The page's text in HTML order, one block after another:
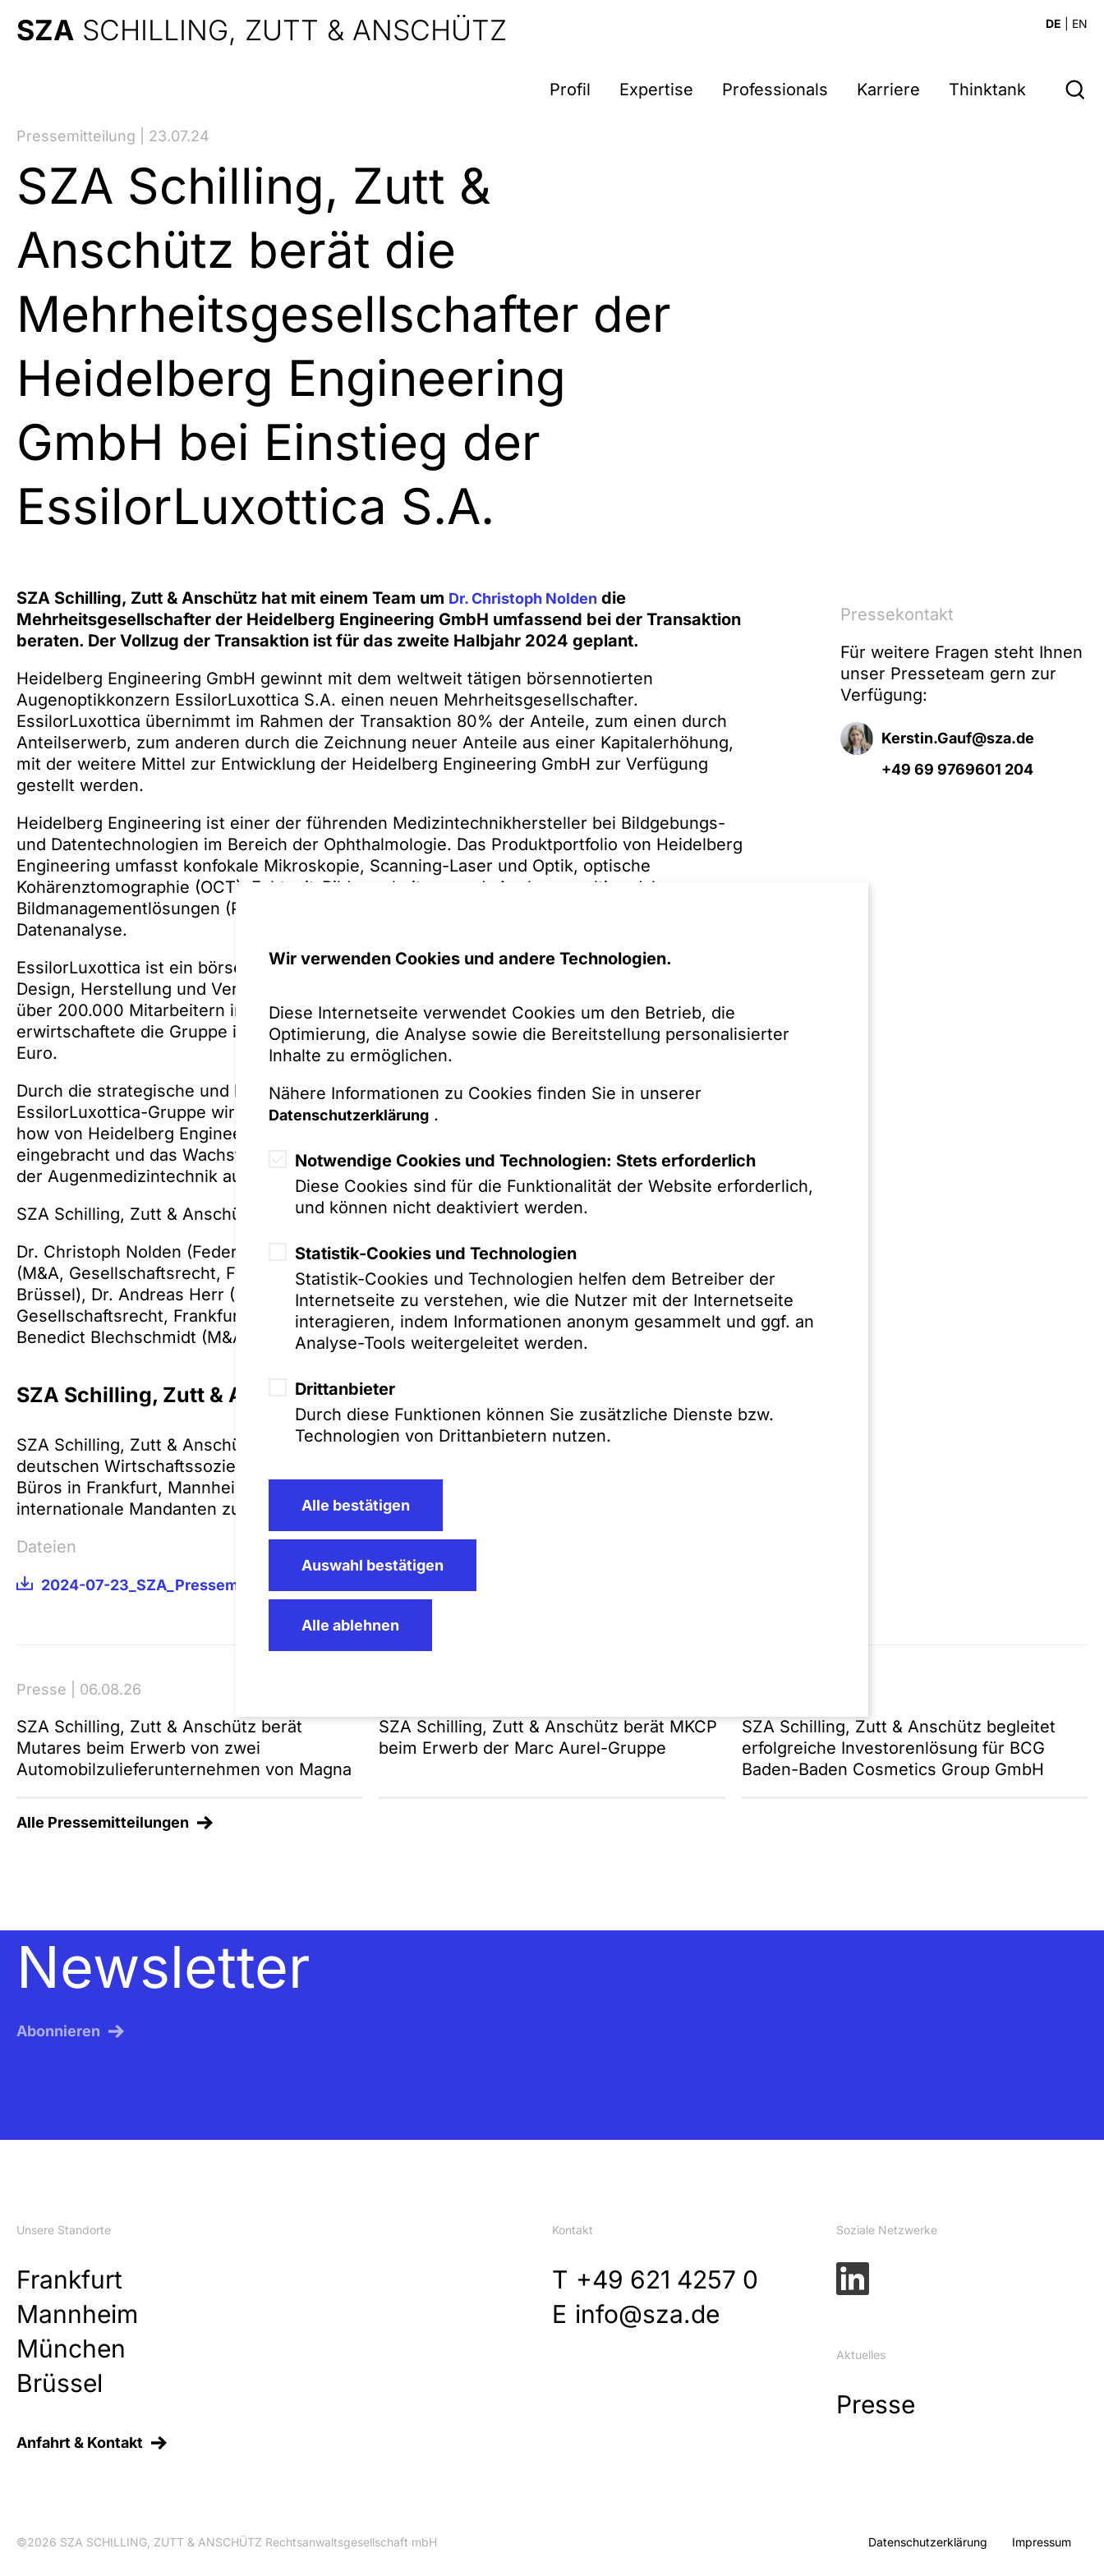
Wir verwenden Cookies und andere Technologien.
Diese Internetseite verwendet Cookies um den Betrieb, die
Optimierung, die Analyse sowie die Bereitstellung personalisierter
Inhalte zu ermöglichen.
Nähere Informationen zu Cookies finden Sie in unserer
Datenschutzerklärung .
Notwendige Cookies und Technologien: Stets erforderlich
Diese Cookies sind für die Funktionalität der Website erforderlich,
und können nicht deaktiviert werden.
Statistik-Cookies und Technologien
Statistik-Cookies und Technologien helfen dem Betreiber der
Internetseite zu verstehen, wie die Nutzer mit der Internetseite
interagieren, indem Informationen anonym gesammelt und ggf. an
Analyse-Tools weitergeleitet werden.
Drittanbieter
Durch diese Funktionen können Sie zusätzliche Dienste bzw.
Technologien von Drittanbietern nutzen.
Alle bestätigen
Auswahl bestätigen
Alle ablehnen
SZA SCHILLING, ZUTT & ANSCHÜTZ DE EN
Profil Expertise Professionals Karriere Thinktank
Pressemitteilung | 23.07.24
SZA Schilling, Zutt &
Anschütz berät die
Mehrheitsgesellschafter der
Heidelberg Engineering
GmbH bei Einstieg der
EssilorLuxottica S.A.
SZA Schilling, Zutt & Anschütz hat mit einem Team um Dr. Christoph Nolden die
Mehrheitsgesellschafter der Heidelberg Engineering GmbH umfassend bei der Transaktion
beraten. Der Vollzug der Transaktion ist für das zweite Halbjahr 2024 geplant.
Heidelberg Engineering GmbH gewinnt mit dem weltweit tätigen börsennotierten
Augenoptikkonzern EssilorLuxottica S.A. einen neuen Mehrheitsgesellschafter.
EssilorLuxottica übernimmt im Rahmen der Transaktion 80% der Anteile, zum einen durch
Anteilserwerb, zum anderen durch die Zeichnung neuer Anteile aus einer Kapitalerhöhung,
mit der weitere Mittel zur Entwicklung der Heidelberg Engineering GmbH zur Verfügung
gestellt werden.
Heidelberg Engineering ist einer der führenden Medizintechnikhersteller bei Bildgebungs-
und Datentechnologien im Bereich der Ophthalmologie. Das Produktportfolio von Heidelberg
Engineering umfasst konfokale Mikroskopie, Scanning-Laser und Optik, optische
Kohärenztomographie (OCT), Echtzeit-Bildverarbeitung und -Analyse, multimodale
Bildmanagementlösungen (PACS), elektronische Patientenakten (EMR) und umfangreiche
Datenanalyse.
EssilorLuxottica ist ein börsennotiertes weltweit führendes Unternehmen in den Bereichen
Design, Herstellung und Vertrieb von Brillengläsern, Brillenfassungen und Sonnenbrillen. Mit
über 200.000 Mitarbeitern in 150 Ländern, 650 Betriebsstätten und 18.000 Geschäften
erwirtschaftete die Gruppe im Jahr 2023 einen konsolidierten Umsatz von 25,4 Milliarden
Euro.
Durch die strategische und langfristige Integration von Heidelberg Engineering in die
EssilorLuxottica-Gruppe wird das umfangreiche technologische und wissenschaftliche Know-
how von Heidelberg Engineering in der Augenmedizintechnik in die EssilorLuxottica-Gruppe
eingebracht und das Wachstum und die technologische Innovationsführerschaft im Bereich
der Augenmedizintechnik ausgebaut.
SZA Schilling, Zutt & Anschütz:
Dr. Christoph Nolden (Federführung, M&A, Gesellschaftsrecht, Frankfurt), Dr. Oliver Schröder
(M&A, Gesellschaftsrecht, Frankfurt), Dr. Stephanie Birmanns (Kartell- und Wettbewerbsrecht,
Brüssel), Dr. Andreas Herr (Finanzierung, M&A, Frankfurt), Dr. Michael M. Cohen (M&A,
Gesellschaftsrecht, Frankfurt), David Kleineidam (M&A, Gesellschaftsrecht, Frankfurt),
Benedict Blechschmidt (M&A, Gesellschaftsrecht, Frankfurt)
SZA Schilling, Zutt & Anschütz Rechtsanwaltsgesellschaft mbH
SZA Schilling, Zutt & Anschütz ist seit mehr als einem Jahrhundert eine der angesehensten
deutschen Wirtschaftssozietäten. Mit ihren Rechtsanwältinnen und Rechtsanwälten sowie
Büros in Frankfurt, Mannheim, München und Brüssel berät die Sozietät nationale und
internationale Mandanten zu komplexen wirtschaftsrechtlichen Fragestellungen.
Dateien
2024-07-23_SZA_Pressemitteilung_Heidelberg_Engineering_EssilorLuxottica.pdf
Pressekontakt
Für weitere Fragen steht Ihnen
unser Presseteam gern zur
Verfügung:
Kerstin.Gauf@sza.de
+49 69 9769601 204
Presse | 06.08.26
SZA Schilling, Zutt & Anschütz berät
Mutares beim Erwerb von zwei
Automobilzulieferunternehmen von Magna
Alle Pressemitteilungen
SZA Schilling, Zutt & Anschütz berät MKCP
beim Erwerb der Marc Aurel-Gruppe
SZA Schilling, Zutt & Anschütz begleitet
erfolgreiche Investorenlösung für BCG
Baden-Baden Cosmetics Group GmbH
Newsletter
Abonnieren
Unsere Standorte
Frankfurt
Mannheim
München
Brüssel
Anfahrt & Kontakt
Kontakt
T +49 621 4257 0
E info@sza.de
Soziale Netzwerke
Aktuelles
Presse
©2026 SZA SCHILLING, ZUTT & ANSCHÜTZ Rechtsanwaltsgesellschaft mbH Datenschutzerklärung Impressum